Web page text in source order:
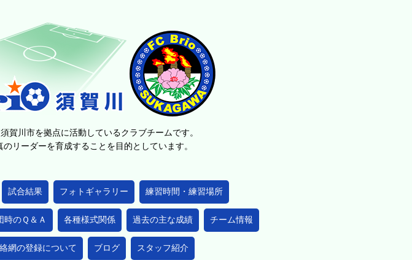
賀川市を拠点に活動しているクラブチームです。
リーダーを育成することを目的としています。
試合結果 フォトギャラリー 練習時間・練習場所
時のＱ＆Ａ 各種様式関係 過去の主な成績 チーム情報
網の登録について ブログ スタッフ紹介